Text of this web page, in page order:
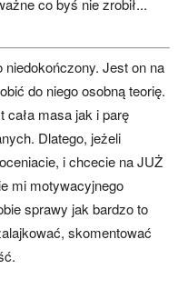
co byś nie zrobił...
Jest on na
do niego osobną teorię.
cała masa jak i parę
Dlatego, jeżeli
i chcecie na JUŻ
mi motywacyjnego
sprawy jak bardzo to
skomentować